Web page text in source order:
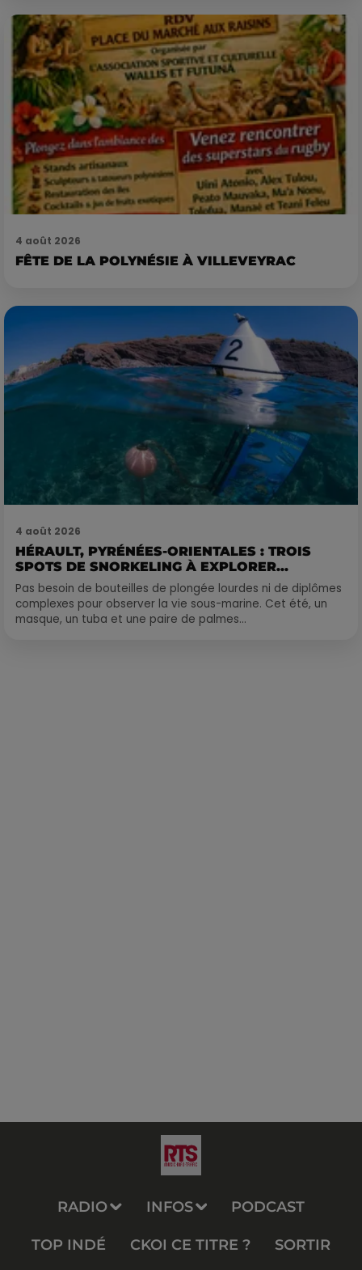
4 août 2026
FÊTE DE LA POLYNÉSIE À VILLEVEYRAC
4 août 2026
HÉRAULT, PYRÉNÉES-ORIENTALES : TROIS
SPOTS DE SNORKELING À EXPLORER...
Pas besoin de bouteilles de plongée lourdes ni de diplômes
complexes pour observer la vie sous-marine. Cet été, un
masque, un tuba et une paire de palmes...
RADIO INFOS PODCAST
TOP INDÉ CKOI CE TITRE ? SORTIR